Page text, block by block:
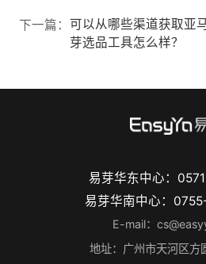
下一篇： 可以从哪些渠道获取亚
芽选品工具怎么样？
易芽华东中心：
易芽华南中心：
E-mail：
地址：广州市天河区方